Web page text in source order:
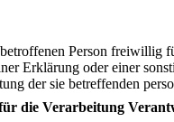
Person freiwillig
Erklärung oder einer
der sie betreffenden
die Verarbeitung